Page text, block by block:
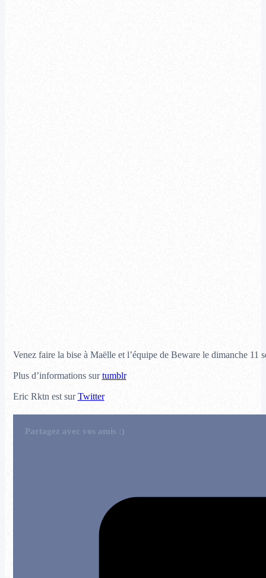
Venez faire la bise à Maëlle et l’équipe de Beware le dimanche 11
Plus d’informations surtumblr
Eric Rktn est surTwitter
Partagez avec vos amis :)